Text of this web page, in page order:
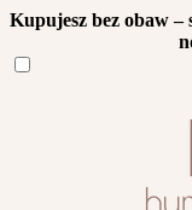
Kupujesz bez obaw –